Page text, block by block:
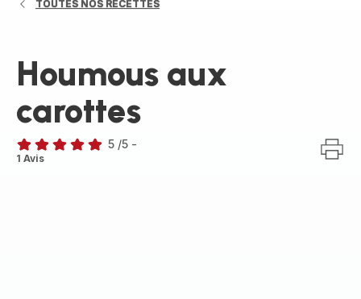
TOUTES NOS RECETTES
Houmous aux
carottes
Avis
5 /5 -
1 Avis